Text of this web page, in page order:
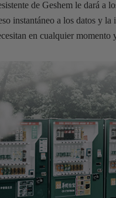
de Geshem le dará a
instantáneo a los datos y
en cualquier momento